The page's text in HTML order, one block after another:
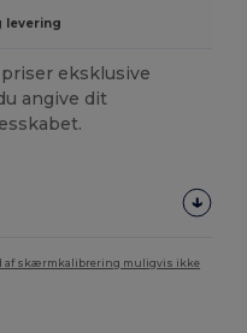
levering
eksklusive
angive dit
af skærmkalibrering muligvis ikke